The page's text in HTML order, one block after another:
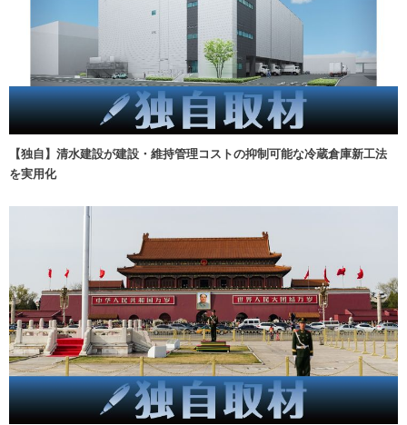
【独自】清水建設が建設・維持管理コストの抑制可能な冷蔵倉庫新工法
を実用化